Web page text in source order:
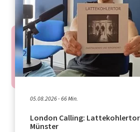
05.08.2026 - 66 Min.
London Calling:
Münster